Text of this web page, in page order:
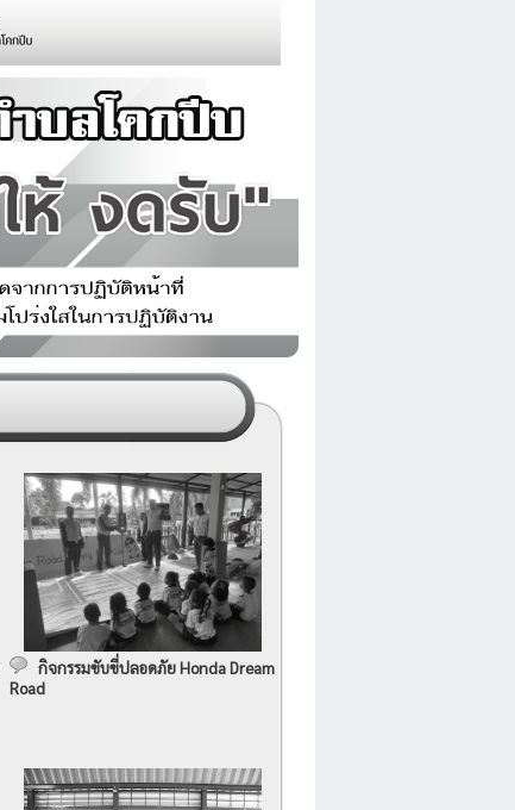
กิจกรรมขับขี่ปลอดภัย Honda Dream
Road